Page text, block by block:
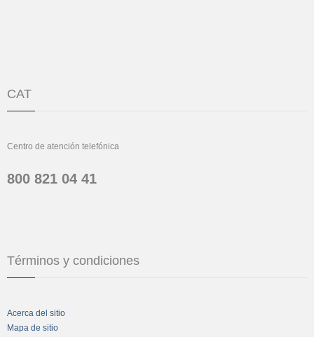
CAT
Centro de atención telefónica
800 821 04 41
Términos y condiciones
Acerca del sitio
Mapa de sitio